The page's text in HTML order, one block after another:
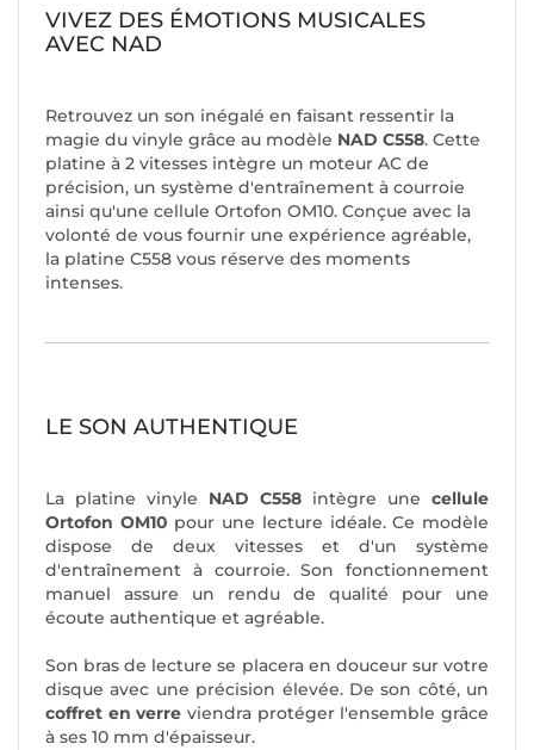
VIVEZ DES ÉMOTIONS MUSICALES
AVEC NAD
Retrouvez un son inégalé en faisant ressentir la
magie du vinyle grâce au modèle NAD C558. Cette
platine à 2 vitesses intègre un moteur AC de
précision, un système d'entraînement à courroie
ainsi qu'une cellule Ortofon OM10. Conçue avec la
volonté de vous fournir une expérience agréable,
la platine C558 vous réserve des moments
intenses.
LE SON AUTHENTIQUE
La platine vinyle NAD C558 intègre une cellule
Ortofon OM10 pour une lecture idéale. Ce modèle
dispose de deux vitesses et d'un système
d'entraînement à courroie. Son fonctionnement
manuel assure un rendu de qualité pour une
écoute authentique et agréable.
Son bras de lecture se placera en douceur sur votre
disque avec une précision élevée. De son côté, un
coffret en verre viendra protéger l'ensemble grâce
à ses 10 mm d'épaisseur.